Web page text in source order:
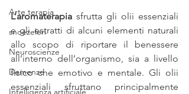
Arte terapia
snoezelen
Neuroscienze
Demenze
Intelligenza artificiale
L’aromaterapia sfrutta gli olii essenziali
e gli estratti di alcuni elementi naturali
allo scopo di riportare il benessere
all’interno dell’organismo, sia a livello
fisico che emotivo e mentale. Gli olii
essenziali sfruttano principalmente